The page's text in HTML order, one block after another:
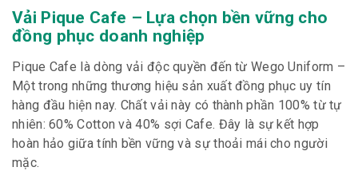
Vải Pique Cafe – Lựa chọn bền vững cho
đồng phục doanh nghiệp
Pique Cafe là dòng vải độc quyền đến từ Wego Uniform –
Một trong những thương hiệu sản xuất đồng phục uy tín
hàng đầu hiện nay. Chất vải này có thành phần 100% từ tự
nhiên: 60% Cotton và 40% sợi Cafe. Đây là sự kết hợp
hoàn hảo giữa tính bền vững và sự thoải mái cho người
mặc.